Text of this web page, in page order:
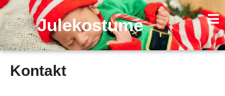
Gå
indholdet
Julekostume
Kontakt